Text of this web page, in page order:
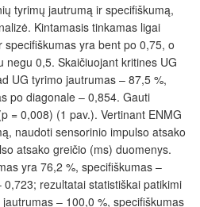
tyrimų jautrumą ir specifiškumą,
Kintamasis tinkamas ligai
yra bent po 0,75, o
0,5. Skaičiuojant kritines UG
UG tyrimo jautrumas – 87,5 %,
po diagonale – 0,854. Gauti
= 0,008) (1 pav.). Vertinant ENMG
naudoti sensorinio impulso atsako
atsako greičio (ms) duomenys.
yra 76,2 %, specifiškumas –
rezultatai statistiškai patikimi
– 100,0 %, specifiškumas